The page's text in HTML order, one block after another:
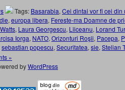
Tags: Basarabia, Cei dintai vor fi cei din
die, europa libera, Fereste-ma Doamne de
, Laura Georgescu, Liiceanu, Lorand
Iorga, NATO, Orizonturi Roşii, Pacepa,
sebastian popescu, Securitatea, sie, Stelian
»
byWordPress